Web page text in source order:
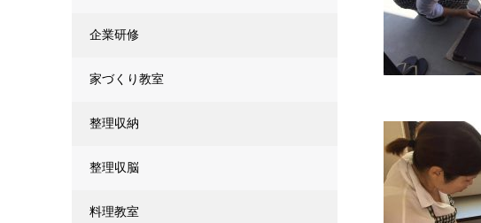
企業研修
家づくり教室
整理収納
整理収脳
料理教室